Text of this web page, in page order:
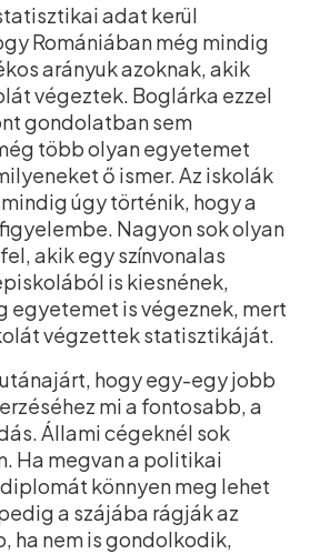
adat kerül
Romániában még mindig
arányuk azoknak, akik
végeztek. Boglárka ezzel
gondolatban sem
több olyan egyetemet
ő ismer. Az iskolák
úgy történik, hogy a
Nagyon sok olyan
akik egy színvonalas
is kiesnének,
egyetemet is végeznek, mert
végzettek statisztikáját.
hogy egy-egy jobb
mi a fontosabb, a
Állami cégeknél sok
Ha megvan a politikai
könnyen meg lehet
a szájába rágják az
ha nem is gondolkodik,